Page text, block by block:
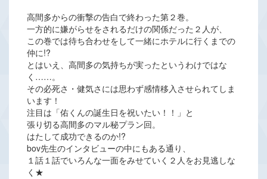
高間多からの衝撃の告白で終わった第２巻。
一方的に嫌がらせをされるだけの関係だった２人が、
この巻では待ち合わせをして一緒にホテルに行くまでの
仲に!?
とはいえ、高間多の気持ちが実ったというわけではな
く……。
その必死さ・健気さには思わず感情移入させられてしま
います！
注目は「佑くんの誕生日を祝いたい！！」と
張り切る高間多のマル秘プラン回。
はたして成功できるのか!?
bov先生のインタビューの中にもある通り、
１話１話でいろんな一面をみせていく２人をお見逃しな
く★